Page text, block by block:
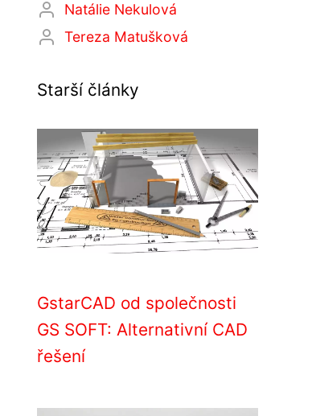
Natálie Nekulová
Tereza Matušková
Starší články
GstarCAD od společnosti
GS SOFT: Alternativní CAD
řešení